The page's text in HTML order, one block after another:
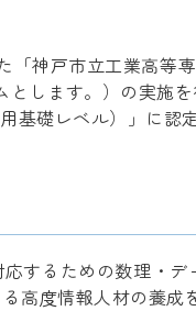
神戸市立工業高等
します。）の実施
基礎レベル）」に認
するための数理・
高度情報人材の養成